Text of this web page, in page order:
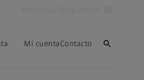
Mi cuentaContacto